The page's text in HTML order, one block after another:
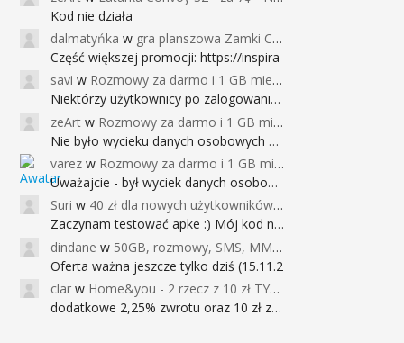
Kod nie działa
dalmatyńka w gra planszowa Zamki Caladale za 39zł
Część większej promocji: https://inspira
savi w Rozmowy za darmo i 1 GB miesięcznie
Niektórzy użytkownicy po zalogowaniu do
zeArt w Rozmowy za darmo i 1 GB miesięcznie
Nie było wycieku danych osobowych a nieo
varez w Rozmowy za darmo i 1 GB miesięcznie
Uważajcie - był wyciek danych osobowych
Suri w 40 zł dla nowych użytkowników Google Pay (dawniej Android Pay)
Zaczynam testować apke :) Mój kod na 40
dindane w 50GB, rozmowy, SMS, MMS bez limitu przez 6 miesięcy za darmo za przeniesienie numeru do Play NEXT
Oferta ważna jeszcze tylko dziś (15.11.2
clar w Home&you - 2 rzecz z 10 zł TYLKO DZISIAJ
dodatkowe 2,25% zwrotu oraz 10 zł za r